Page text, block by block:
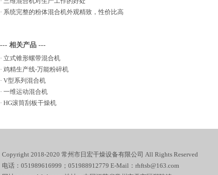
· 系统完整的粉体混合机外观精致，性价比高
--- 相关产品 ---
· 立式锥形螺带混合机
· 鸡精生产线-万能粉碎机
· V型系列混合机
· 一维运动混合机
· HG滚筒刮板干燥机
Copyright 2018-2020 常州市日宏干燥设备有限公司 All Rights Reserved
电话：051989616999；051988912779 E-Mail：rhftsb@163.com